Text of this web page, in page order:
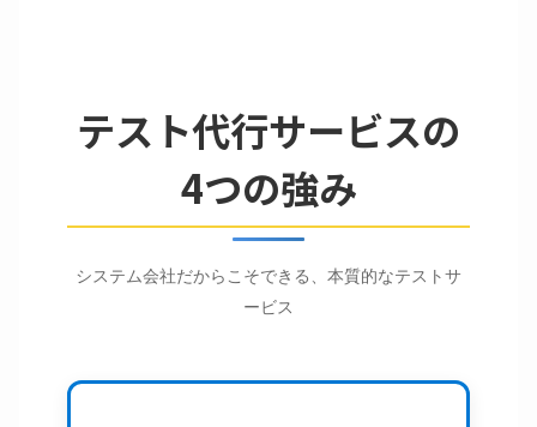
テスト代行サービスの
4つの強み
システム会社だからこそできる、本質的なテストサ
ービス